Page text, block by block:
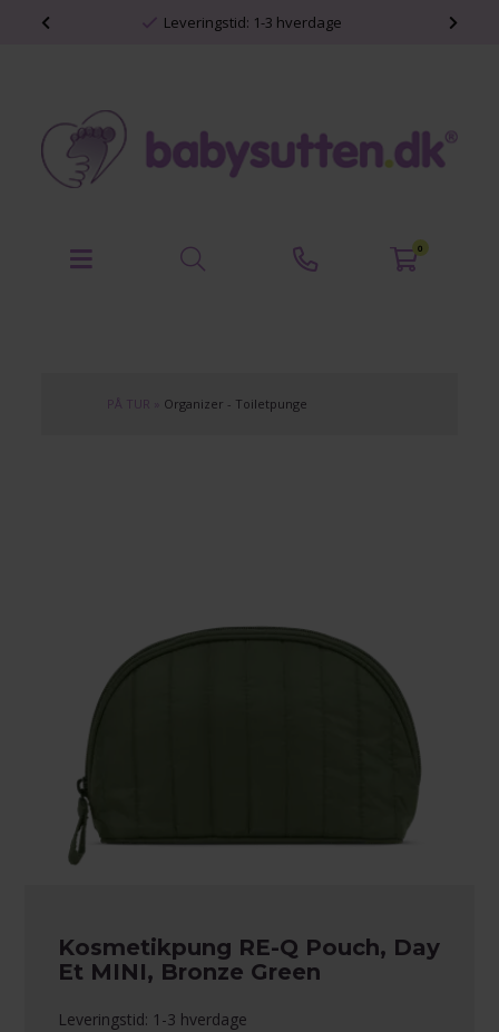
Leveringstid: 1-3 hverdage
0
PÅ TUR Organizer - Toiletpunge
Kosmetikpung RE-Q Pouch, Day
Et MINI, Bronze Green
Leveringstid: 1-3 hverdage